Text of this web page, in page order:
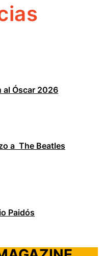
al Óscar 2026
a The Beatles
Paidós